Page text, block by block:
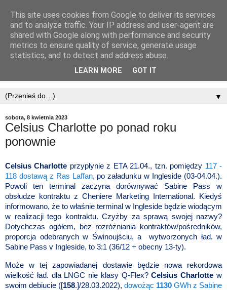
▼
sobota, 8 kwietnia 2023
Celsius Charlotte po ponad roku
ponownie
Celsius Charlotte przypłynie z ETA 21.04., tzn. pomiędzy 117 -
118 dostawą z Ras Laffan, po załadunku w Ingleside (03-04.04.).
Powoli ten terminal zaczyna dorównywać Sabine Pass w
obsłudze kontraktu z Cheniere Marketing International. Kiedyś
informowano, że to właśnie terminal w Ingleside będzie wiodącym
w realizacji tego kontraktu. Czyżby za sprawą swojej nazwy?
Dotychczas ogółem, bez rozróżniania kontraktów/pośredników,
proporcja odebranych w Świnoujściu, a
wytworzonych ład. w
Sabine Pass v Ingleside, to 3:1 (36/12 + obecny 13-ty).
Może w tej zapowiadanej dostawie będzie nowa rekordowa
wielkość ład. dla LNGC nie klasy Q-Flex?Celsius Charlottew
swoim debiucie ([158.]/28.03.2022), dowożąc 1130 GWh z Sabine
This site uses cookies from Google to deliver its services
and to analyze traffic. Your IP address and user-agent are
shared with Google along with performance and security
metrics to ensure quality of service, generate usage
statistics, and to detect and address abuse.
LEARN MORE GOT IT